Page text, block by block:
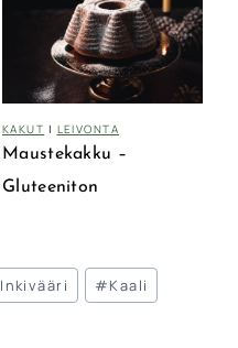
KAKUT | LEIVONTA
Maustekakku –
Gluteeniton
Inkivääri #Kaali